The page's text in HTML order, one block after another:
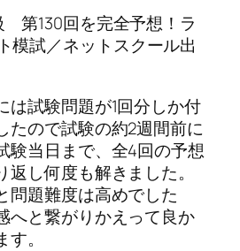
第130回を完全予想！ラ
模試／ネットスクール出
試験問題が1回分しか付
たので試験の約2週間前に
験当日まで、全4回の予想
し何度も解きました。
問題難度は高めでした
へと繋がりかえって良か
。